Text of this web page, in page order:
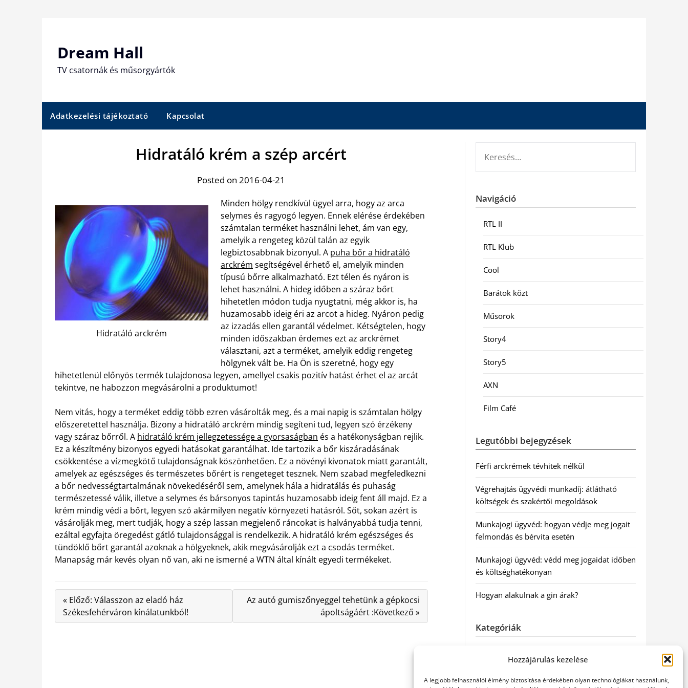
Hozzájárulás kezelése
A legjobb felhasználói élmény biztosítása érdekében olyan technológiákat használunk,
Dream Hall
TV csatornák és műsorgyártók
Adatkezelési tájékoztató Kapcsolat
Hidratáló krém a szép arcért
Posted on 2016-04-21
Hidratáló arckrém
Minden hölgy rendkívül ügyel arra, hogy az arca
selymes és ragyogó legyen. Ennek elérése érdekében
számtalan terméket használni lehet, ám van egy,
amelyik a rengeteg közül talán az egyik
legbiztosabbnak bizonyul. A puha bőr a hidratáló
arckrém segítségével érhető el, amelyik minden
típusú bőrre alkalmazható. Ezt télen és nyáron is
lehet használni. A hideg időben a száraz bőrt
hihetetlen módon tudja nyugtatni, még akkor is, ha
huzamosabb ideig éri az arcot a hideg. Nyáron pedig
az izzadás ellen garantál védelmet. Kétségtelen, hogy
minden időszakban érdemes ezt az arckrémet
választani, azt a terméket, amelyik eddig rengeteg
hölgynek vált be. Ha Ön is szeretné, hogy egy
hihetetlenül előnyös termék tulajdonosa legyen, amellyel csakis pozitív hatást érhet el az arcát
tekintve, ne habozzon megvásárolni a produktumot!
Nem vitás, hogy a terméket eddig több ezren vásárolták meg, és a mai napig is számtalan hölgy
előszeretettel használja. Bizony a hidratáló arckrém mindig segíteni tud, legyen szó érzékeny
vagy száraz bőrről. A hidratáló krém jellegzetessége a gyorsaságban és a hatékonyságban rejlik.
Ez a készítmény bizonyos egyedi hatásokat garantálhat. Ide tartozik a bőr kiszáradásának
csökkentése a vízmegkötő tulajdonságnak köszönhetően. Ez a növényi kivonatok miatt garantált,
amelyek az egészséges és természetes bőrért is rengeteget tesznek. Nem szabad megfeledkezni
a bőr nedvességtartalmának növekedéséről sem, amelynek hála a hidratálás és puhaság
természetessé válik, illetve a selymes és bársonyos tapintás huzamosabb ideig fent áll majd. Ez a
krém mindig védi a bőrt, legyen szó akármilyen negatív környezeti hatásról. Sőt, sokan azért is
vásárolják meg, mert tudják, hogy a szép lassan megjelenő ráncokat is halványabbá tudja tenni,
ezáltal egyfajta öregedést gátló tulajdonsággal is rendelkezik. A hidratáló krém egészséges és
tündöklő bőrt garantál azoknak a hölgyeknek, akik megvásárolják ezt a csodás terméket.
Manapság már kevés olyan nő van, aki ne ismerné a WTN által kínált egyedi termékeket.
« Előző: Válasszon az eladó ház
Székesfehérváron kínálatunkból!
Az autó gumiszőnyeggel tehetünk a gépkocsi
ápoltságáért :Következő »
Navigáció
RTL II
RTL Klub
Cool
Barátok közt
Műsorok
Story4
Story5
AXN
Film Café
Legutóbbi bejegyzések
Férfi arckrémek tévhitek nélkül
Végrehajtás ügyvédi munkadíj: átlátható
költségek és szakértői megoldások
Munkajogi ügyvéd: hogyan védje meg jogait
felmondás és bérvita esetén
Munkajogi ügyvéd: védd meg jogaidat időben
és költséghatékonyan
Hogyan alakulnak a gin árak?
Kategóriák
Hírek